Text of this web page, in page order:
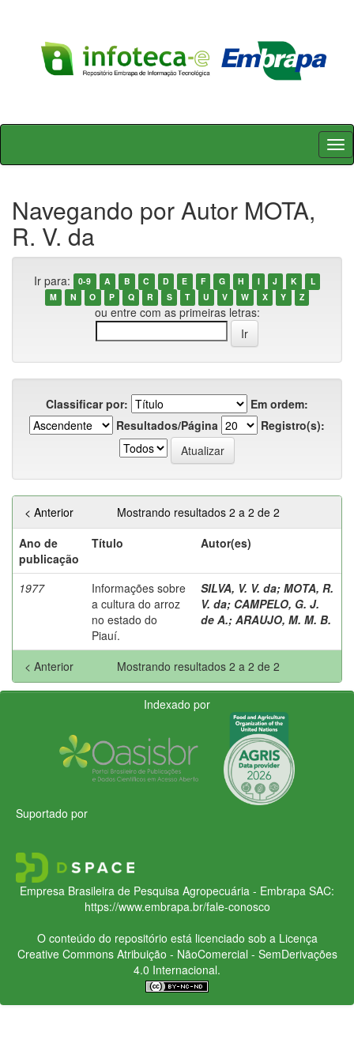
Skip
Navegando por Autor MOTA,
R. V. da
Ir para: 0-9 A B C D E F G H I J K
L
M
N O P Q R S T U V W X Y Z
ou entre com as primeiras letras:
Classificar por:
Em ordem:
Resultados/Página
Registro(s):
Mostrando resultados 2 a 2 de 2
< Anterior
Ano de
publicação
Título Autor(es)
1977
Informações sobre
a cultura do arroz
no estado do
Piauí.
SILVA, V. V. da; MOTA, R.
V. da; CAMPELO, G. J.
de A.; ARAUJO, M. M. B.
Mostrando resultados 2 a 2 de 2
< Anterior
Indexado por
Suportado por
Empresa Brasileira de Pesquisa Agropecuária - Embrapa SAC:
https://www.embrapa.br/fale-conosco
O conteúdo do repositório está licenciado sob a Licença
Creative CommonsAtribuição - NãoComercial - SemDerivações
4.0 Internacional.